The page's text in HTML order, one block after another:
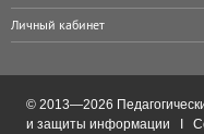
Личный кабинет
© 2013—2026
и защиты информации